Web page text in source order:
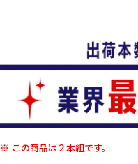
この商品は２本組です。